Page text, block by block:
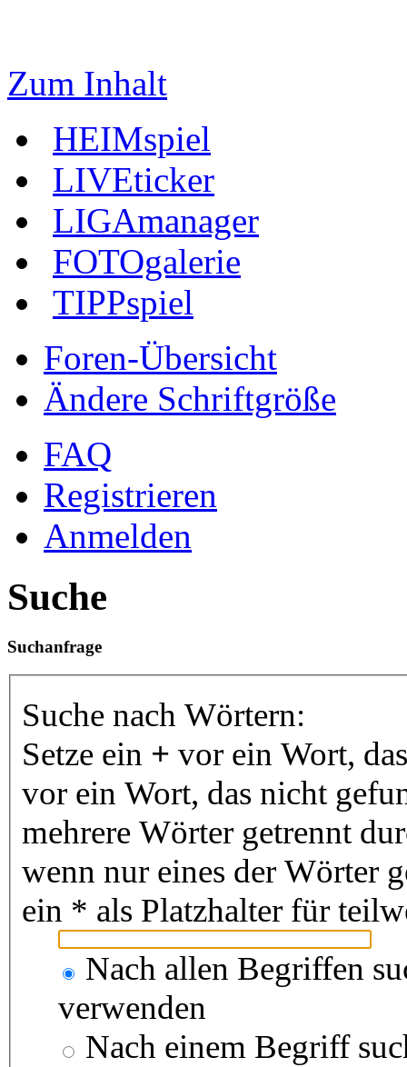
Zum Inhalt
HEIMspiel
LIVEticker
LIGAmanager
FOTOgalerie
TIPPspiel
Foren-Übersicht
Ändere Schriftgröße
FAQ
Registrieren
Anmelden
Suche
Suchanfrage
Suche nach Wörtern:
Setze ein + vor ein Wort,
vor ein Wort, das nicht
mehrere Wörter getrennt
wenn nur eines der Wörter
ein * als Platzhalter für
Nach allen Begriffen
verwenden
Nach einem Begriff